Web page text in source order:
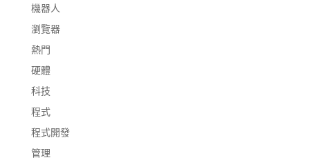
機器人
瀏覽器
熱門
硬體
科技
程式
程式開發
管理